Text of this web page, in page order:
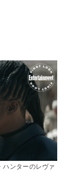
ハンターのレヴァ